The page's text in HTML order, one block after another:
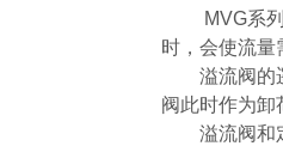
MVG系
时，会使流量
溢流阀的遥
阀此时作为卸
溢流阀和定